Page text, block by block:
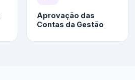
Aprovação das
Contas da Gestão